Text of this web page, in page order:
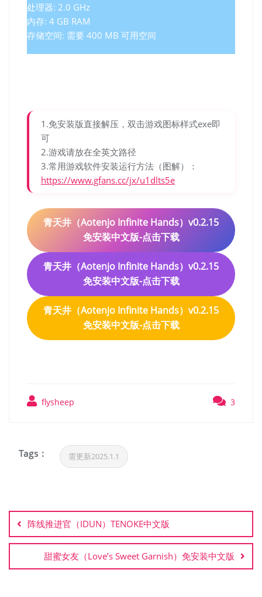
处理器: 2.0 GHz
内存: 4 GB RAM
存储空间: 需要 400 MB 可用空间
1.免安装版直接解压，双击游戏图标样式exe即
可
2.游戏请放在全英文路径
3.常用游戏软件安装运行方法（图解）：
https://www.gfans.cc/jx/u1dlts5e
青天井（Aotenjo Infinite Hands）v0.2.15
免安装中文版-点击下载
青天井（Aotenjo Infinite Hands）v0.2.15
免安装中文版-点击下载
青天井（Aotenjo Infinite Hands）v0.2.15
免安装中文版-点击下载
flysheep 3
Tags : 需更新2025.1.1
章
导
航
阵线推进官（IDUN）TENOKE中文版
甜蜜女友（Love’s Sweet Garnish）免安装中文版